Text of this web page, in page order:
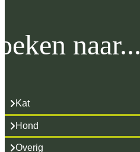
naar...
Kat
Hond
Overig